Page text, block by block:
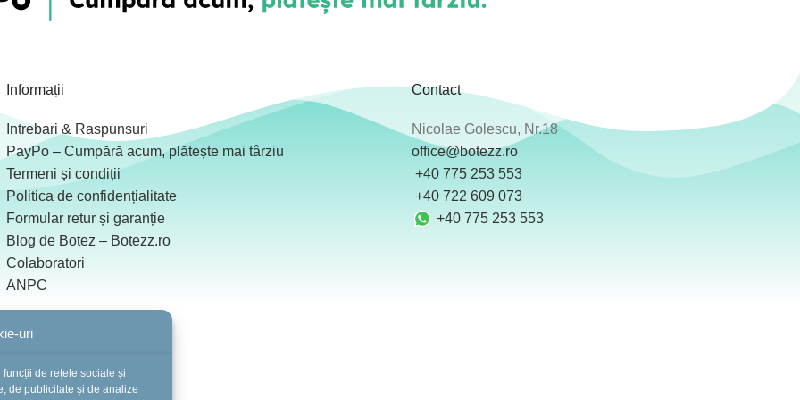
uri
de rețele sociale și
de publicitate și de analize
Informații
Intrebari & Raspunsuri
PayPo – Cumpără acum, plătește mai târziu
Termeni și condiții
Politica de confidențialitate
Formular retur și garanție
Blog de Botez – Botezz.ro
Colaboratori
ANPC
Contact
Nicolae Golescu, Nr.18
office@botezz.ro
+40 775 253 553
‪ +40 722 609 073
+40 775 253 553